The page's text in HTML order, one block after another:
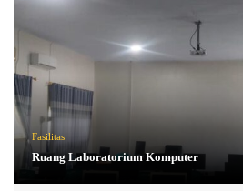
Fasilitas
Ruang Laboratorium Komputer